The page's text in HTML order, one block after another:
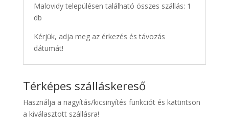
Malovidy településen található összes szállás: 1
db
Kérjük, adja meg az érkezés és távozás
dátumát!
Térképes szálláskereső
Használja a nagyítás/kicsinyítés funkciót és kattintson
a kiválasztott szállásra!